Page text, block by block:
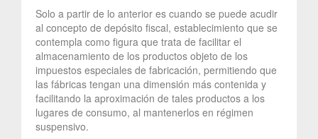
Solo a partir de lo anterior es cuando se puede acudir
al concepto de depósito fiscal, establecimiento que se
contempla como figura que trata de facilitar el
almacenamiento de los productos objeto de los
impuestos especiales de fabricación, permitiendo que
las fábricas tengan una dimensión más contenida y
facilitando la aproximación de tales productos a los
lugares de consumo, al mantenerlos en régimen
suspensivo.